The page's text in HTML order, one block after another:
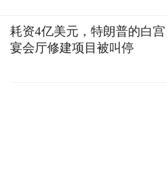
耗资4亿美元，特朗普的白宫
宴会厅修建项目被叫停